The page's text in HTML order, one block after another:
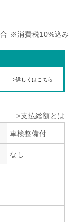
※消費税10%込み
>詳しくはこちら
>支払総額とは
車検整備付
なし